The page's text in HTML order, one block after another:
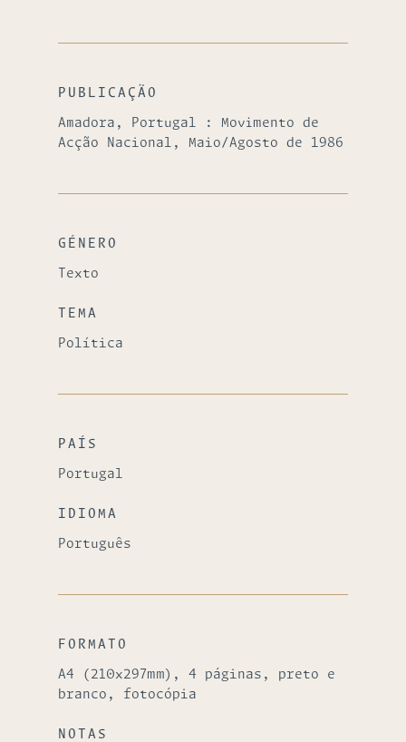
PUBLICAÇÃO
Amadora, Portugal : Movimento de
Acção Nacional, Maio/Agosto de 1986
GÉNERO
Texto
TEMA
Política
PAÍS
Portugal
IDIOMA
Português
FORMATO
A4 (210x297mm), 4 páginas, preto e
branco, fotocópia
NOTAS